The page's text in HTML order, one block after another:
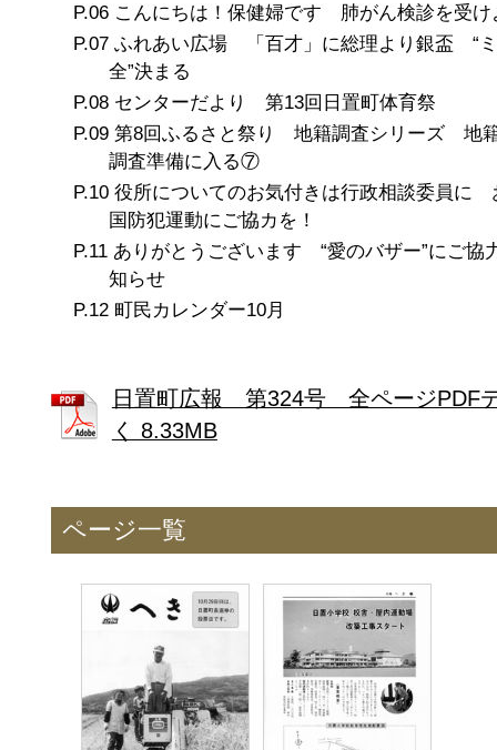
こんにちは！保健婦です 肺がん検診を受け
ふれあい広場 「百才」に総理より銀盃 “
全”決まる
センターだより 第13回日置町体育祭
第8回ふるさと祭り 地籍調査シリーズ 地
調査準備に入る⑦
役所についてのお気付きは行政相談委員
国防犯運動にご協カを！
ありがとうございます “愛のバザー”にご
知らせ
町民カレンダー10月
日置町広報 第324号 全ページPDF
く 8.33MB
ページ一覧